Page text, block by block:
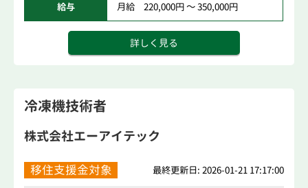
給与 月給 220,000円 ～ 350,000円
詳しく見る
冷凍機技術者
株式会社エーアイテック
移住支援金対象 最終更新日: 2026-01-21 17:17:00